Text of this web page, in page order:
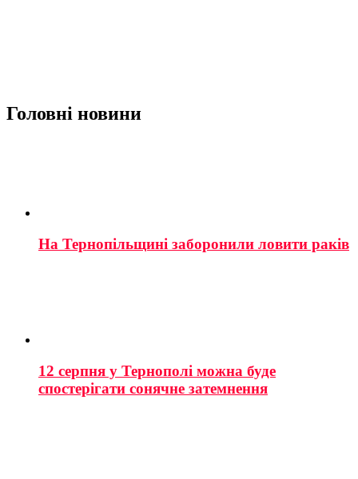
Головні новини
На Тернопільщині заборонили ловити раків
12 серпня у Тернополі можна буде
спостерігати сонячне затемнення